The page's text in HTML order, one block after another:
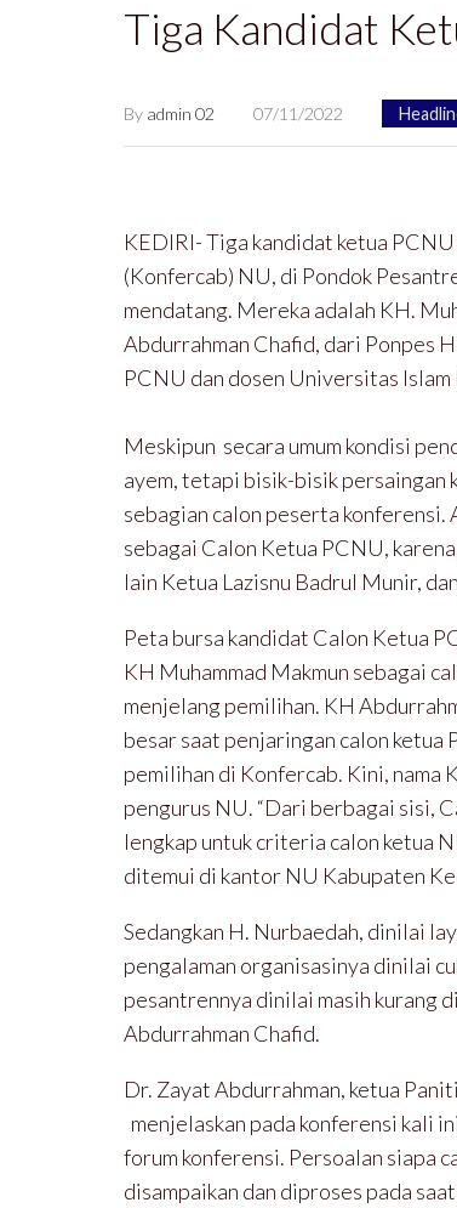
Tiga Kandidat
By admin 02 07/11/2022
KEDIRI- Tiga kandidat ketua
(Konfercab) NU, di Pondok
mendatang. Mereka adalah KH.
Abdurrahman Chafid, dari Ponpes
PCNU dan dosen Universitas
Meskipun secara umum kondisi
ayem, tetapi bisik-bisik persaingan
sebagian calon peserta konferensi.
sebagai Calon Ketua PCNU,
lain Ketua Lazisnu Badrul Munir,
Peta bursa kandidat Calon Ketua
KH Muhammad Makmun sebagai
menjelang pemilihan. KH
besar saat penjaringan calon ketua
pemilihan di Konfercab. Kini, nama
pengurus NU. “Dari berbagai sisi,
lengkap untuk criteria calon ketua
ditemui di kantor NU Kabupaten
Sedangkan H. Nurbaedah, dinilai
pengalaman organisasinya dinilai
pesantrennya dinilai masih kurang
Abdurrahman Chafid.
Dr. Zayat Abdurrahman, ketua
menjelaskan pada konferensi kali
forum konferensi. Persoalan siapa
disampaikan dan diproses pada